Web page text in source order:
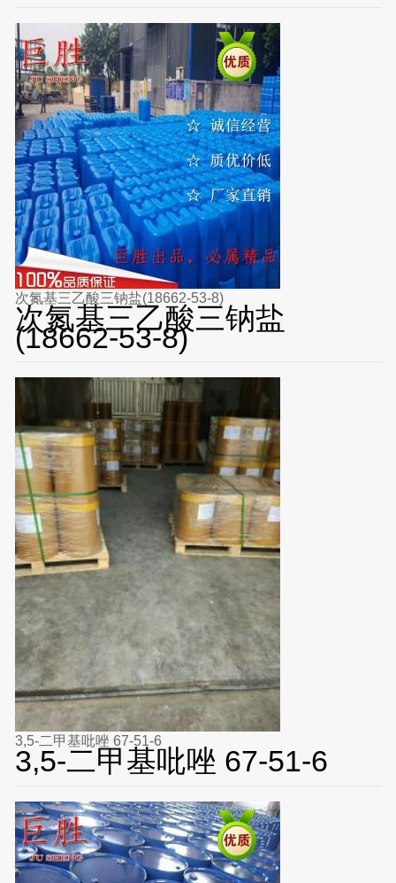
次氮基三乙酸三钠盐(18662-53-8)
次氮基三乙酸三钠盐
(18662-53-8)
3,5-二甲基吡唑 67-51-6
3,5-二甲基吡唑 67-51-6